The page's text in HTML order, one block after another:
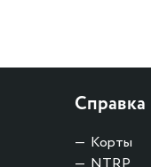
Справка
Корты